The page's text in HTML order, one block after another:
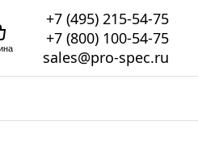
+7 (495) 215-54-75
+7 (800) 100-54-75
sales@pro-spec.ru